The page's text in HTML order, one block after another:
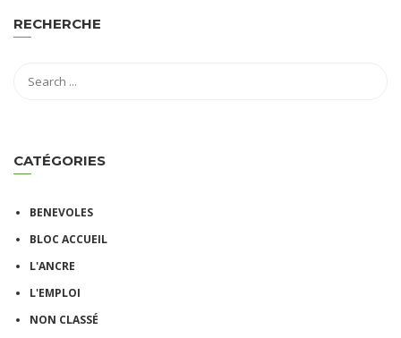
RECHERCHE
CATÉGORIES
BENEVOLES
BLOC ACCUEIL
L'ANCRE
L'EMPLOI
NON CLASSÉ